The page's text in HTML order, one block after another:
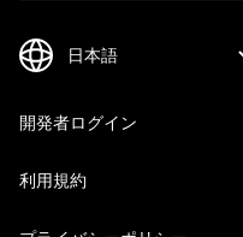
開発者ログイン
利用規約